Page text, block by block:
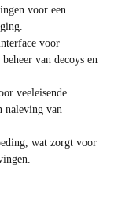
voor een
voor
van decoys en
veeleisende
naleving van
wat zorgt voor